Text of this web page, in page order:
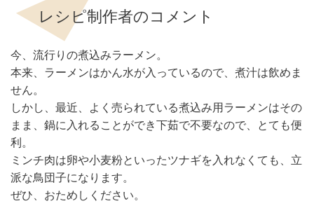
レシピ制作者のコメント
今、流行りの煮込みラーメン。
本来、ラーメンはかん水が入っているので、煮汁は飲めま
せん。
しかし、最近、よく売られている煮込み用ラーメンはその
まま、鍋に入れることができ下茹で不要なので、とても便
利。
ミンチ肉は卵や小麦粉といったツナギを入れなくても、立
派な鳥団子になります。
ぜひ、おためしください。